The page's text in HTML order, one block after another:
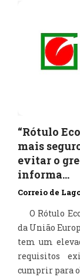
“Rótulo
mais
evitar o
informa…
Correio de
O Rótulo
da União
tem um
requisitos
cumprir para